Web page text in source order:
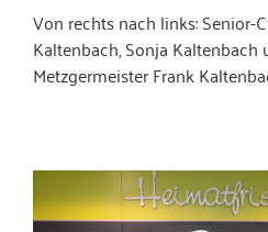
Von rechts nach links: Senior-
Kaltenbach, Sonja Kaltenbach
Metzgermeister Frank